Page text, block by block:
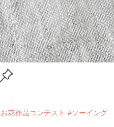
花作品コンテスト #ソーイング